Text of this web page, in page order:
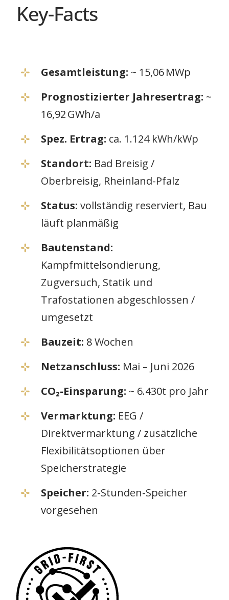
Key-Facts
Gesamtleistung: ~ 15,06 MWp
Prognostizierter Jahresertrag: ~
16,92 GWh/a
Spez. Ertrag: ca. 1.124 kWh/kWp
Standort: Bad Breisig /
Oberbreisig, Rheinland-Pfalz
Status: vollständig reserviert, Bau
läuft planmäßig
Bautenstand:
Kampfmittelsondierung,
Zugversuch, Statik und
Trafostationen abgeschlossen /
umgesetzt
Bauzeit: 8 Wochen
Netzanschluss: Mai – Juni 2026
CO₂-Einsparung: ~ 6.430t pro Jahr
Vermarktung: EEG /
Direktvermarktung / zusätzliche
Flexibilitätsoptionen über
Speicherstrategie
Speicher: 2-Stunden-Speicher
vorgesehen